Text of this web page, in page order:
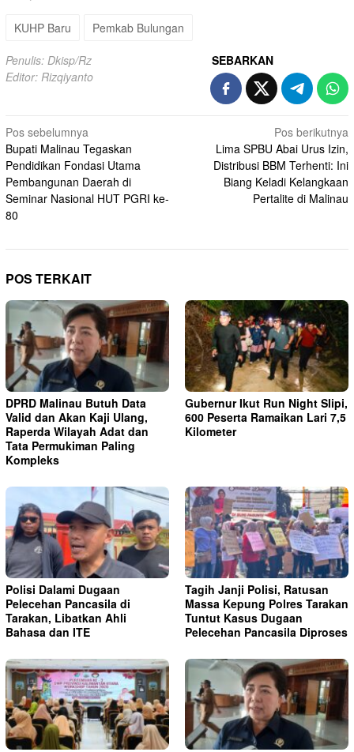
KUHP Baru Pemkab Bulungan
Penulis: Dkisp/Rz
Editor: Rizqiyanto
SEBARKAN
Navigasi
pos
Pos sebelumnya
Bupati Malinau Tegaskan
Pendidikan Fondasi Utama
Pembangunan Daerah di
Seminar Nasional HUT PGRI ke-
80
Pos berikutnya
Lima SPBU Abai Urus Izin,
Distribusi BBM Terhenti: Ini
Biang Keladi Kelangkaan
Pertalite di Malinau
POS TERKAIT
DPRD Malinau Butuh Data
Valid dan Akan Kaji Ulang,
Raperda Wilayah Adat dan
Tata Permukiman Paling
Kompleks
Gubernur Ikut Run Night Slipi,
600 Peserta Ramaikan Lari 7,5
Kilometer
Polisi Dalami Dugaan
Pelecehan Pancasila di
Tarakan, Libatkan Ahli
Bahasa dan ITE
Tagih Janji Polisi, Ratusan
Massa Kepung Polres Tarakan
Tuntut Kasus Dugaan
Pelecehan Pancasila Diproses